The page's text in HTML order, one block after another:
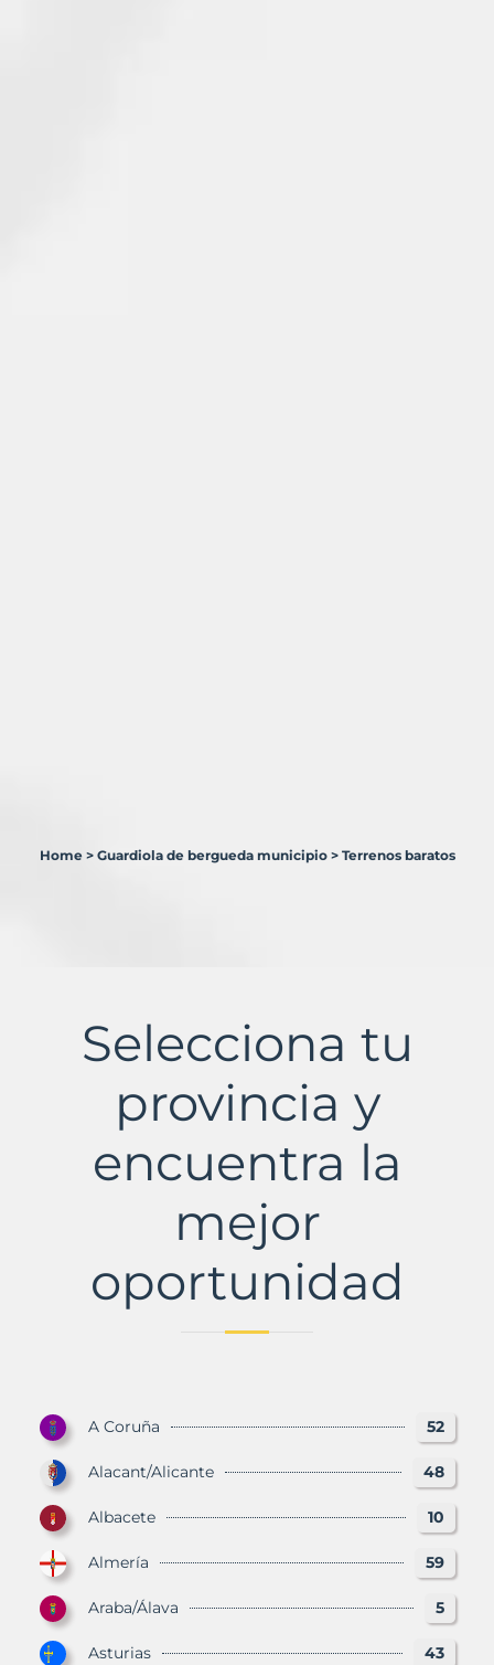
Municipio
Home > Guardiola de bergueda municipio > Terrenos baratos
Selecciona tu
provincia y
encuentra la
mejor
oportunidad
A Coruña 52
Alacant/Alicante 48
Albacete 10
Almería 59
Araba/Álava 5
Asturias 43